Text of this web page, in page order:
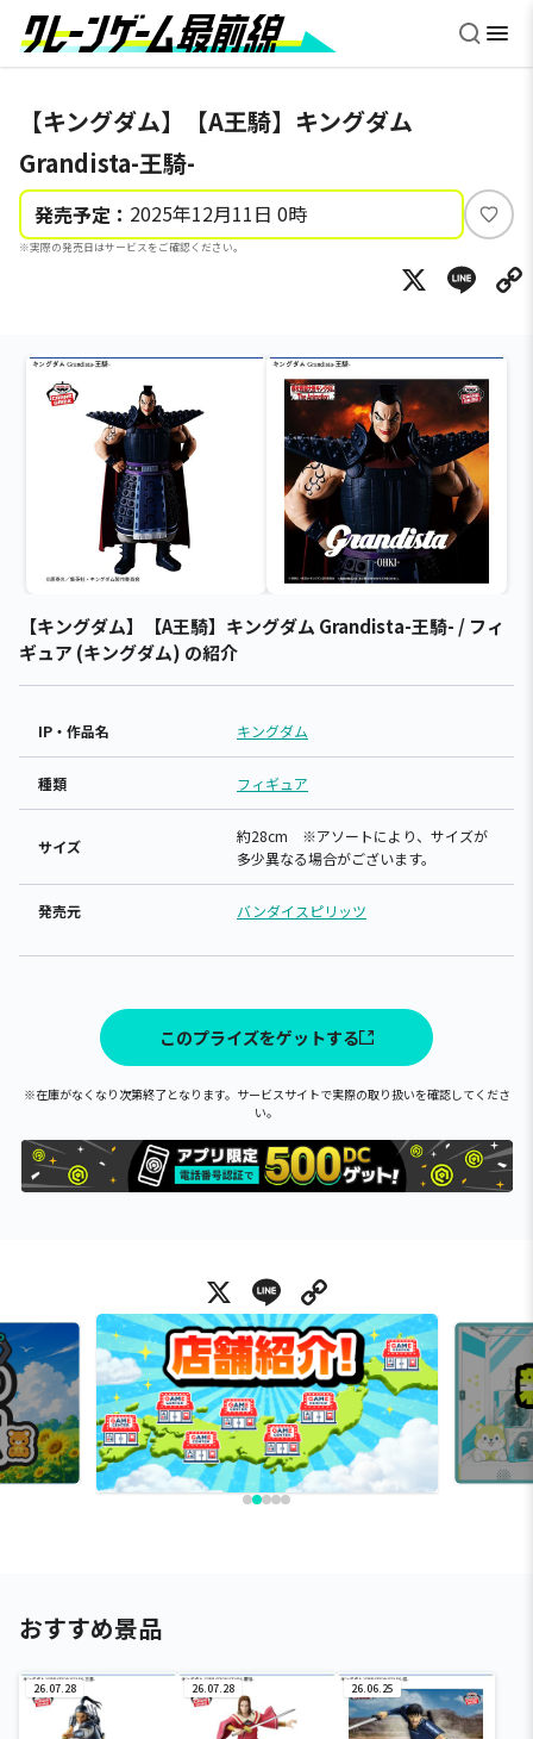
【キングダム】【A王騎】キングダム
Grandista-王騎-
発売予定： 2025年12月11日 0時
※実際の発売日はサービスをご確認ください。
い
ね
X
【キングダム】【A王騎】キングダム Grandista-王騎- / フィ
ギュア (キングダム) の紹介
IP・作品名 キングダム
種類 フィギュア
サイズ
約28cm ※アソートにより、サイズが
多少異なる場合がございます。
発売元 バンダイスピリッツ
このプライズをゲットする
※在庫がなくなり次第終了となります。サービスサイトで実際の取り扱いを確認してくださ
い。
X Line
おすすめ景品
26.07.28 26.07.28 26.06.25